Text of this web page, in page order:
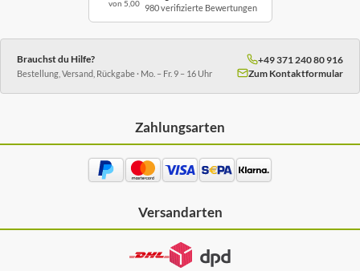
von 5,00 980 verifizierte Bewertungen
Brauchst du Hilfe?
Bestellung, Versand, Rückgabe · Mo. – Fr. 9 – 16 Uhr
+49 371 240 80 916
Zum Kontaktformular
Zahlungsarten
Versandarten